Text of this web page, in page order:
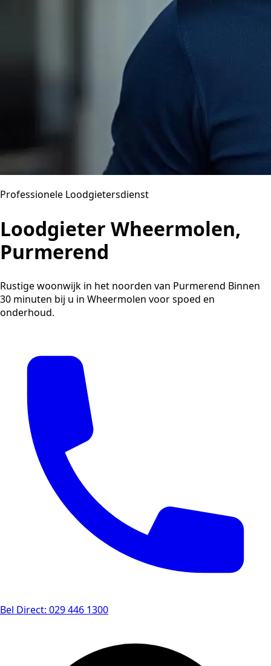
Professionele Loodgietersdienst
Loodgieter Wheermolen,
Purmerend
Rustige woonwijk in het noorden van Purmerend Binnen
30 minuten bij u in Wheermolen voor spoed en
onderhoud.
Bel Direct: 029 446 1300